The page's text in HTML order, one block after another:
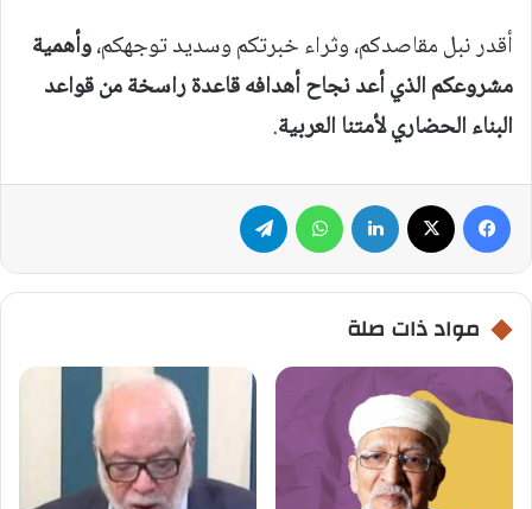
أقدر نبل مقاصدكم، وثراء خبرتكم وسديد توجهكم،وأهمية
مشروعكم الذي أعد نجاح أهدافه قاعدة راسخة من قواعد
البناء الحضاري لأمتنا العربية.
فيسبوك لينكدإن واتساب
مواد ذات صلة